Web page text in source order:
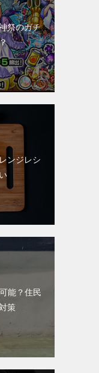
祭のガチ
ンジレシ
能？住民
策